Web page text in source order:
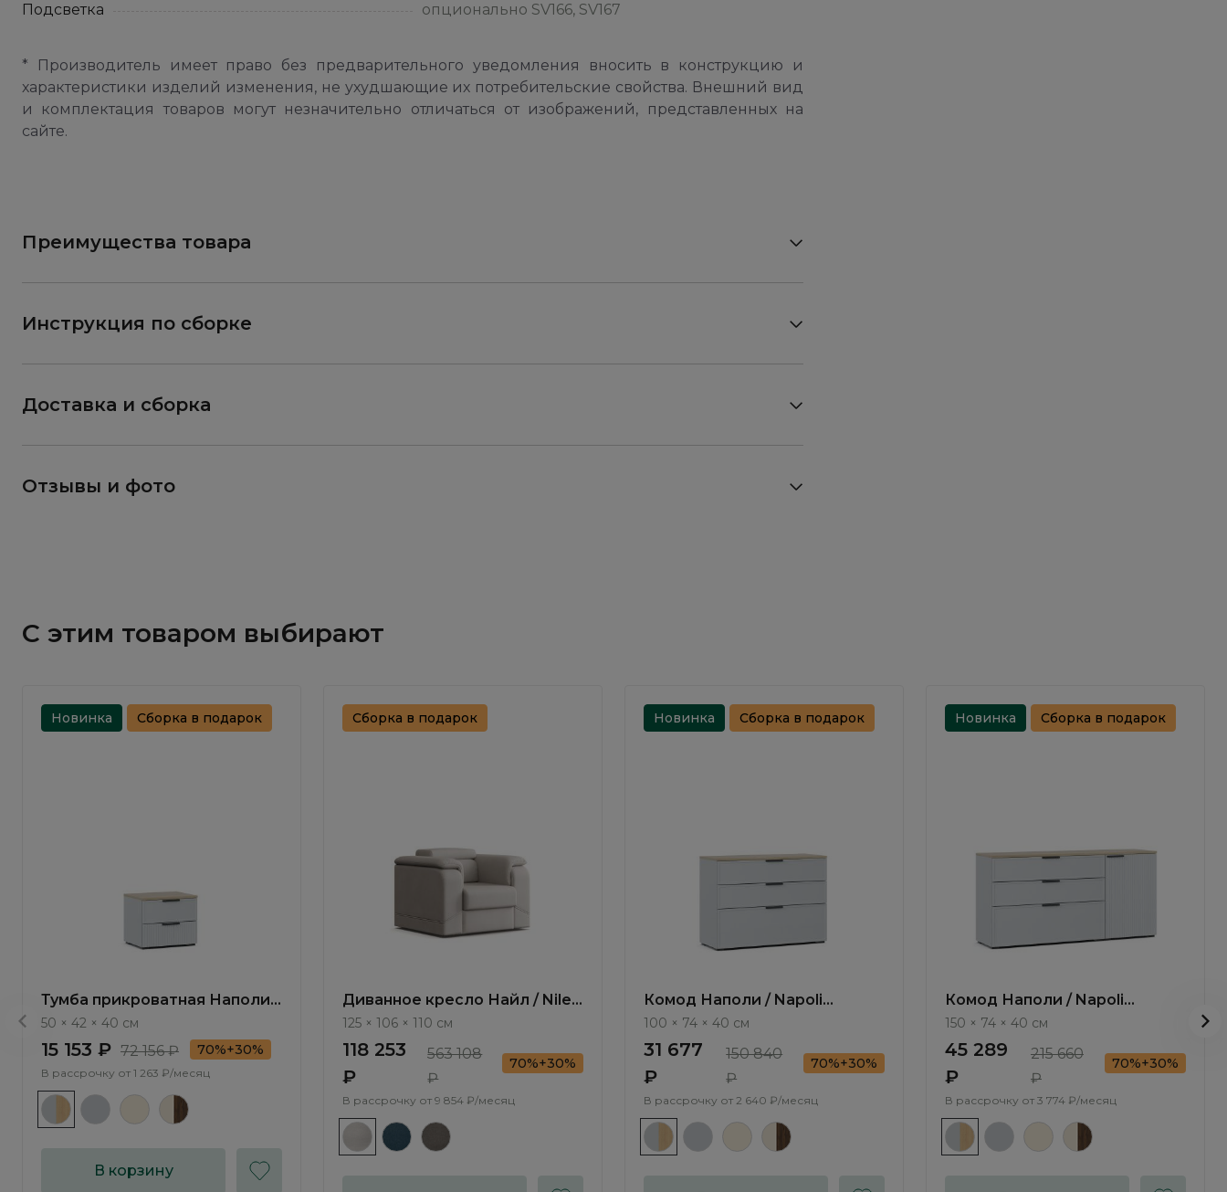
Подсветка
опционально SV166, SV167
* Производитель имеет право без предварительного уведомления вносить в конструкцию и
характеристики изделий изменения, не ухудшающие их потребительские свойства. Внешний вид
и комплектация товаров могут незначительно отличаться от изображений, представленных на
сайте.
Преимущества товара
Инструкция по сборке
Доставка и сборка
Отзывы и фото
С этим товаром выбирают
Новинка Сборка в подарок
Тумба прикроватная Наполи /
Napoli NP001.2
50 × 42 × 40 см
15 153 ₽ 72 156 ₽ 70%+30%
В рассрочку от 1 263 ₽/месяц
В корзину
Сборка в подарок
Диванное кресло Найл / Nile
ММ112.93 с реклайнером
электроприводным
125 × 106 × 110 см
118 253
₽
563 108
₽
70%+30%
В рассрочку от 9 854 ₽/месяц
Новинка Сборка в подарок
Комод Наполи / Napoli
NP007.2
100 × 74 × 40 см
31 677
₽
150 840
₽
70%+30%
В рассрочку от 2 640 ₽/месяц
Новинка Сборка в подарок
Комод Наполи / Napoli
NP010.2
150 × 74 × 40 см
45 289
₽
215 660
₽
70%+30%
В рассрочку от 3 774 ₽/месяц